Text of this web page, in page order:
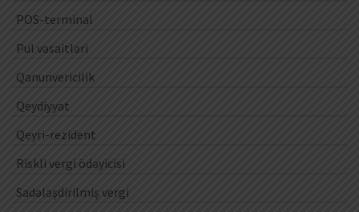
POS-terminal
Pul vəsaitləri
Qanunvericilik
Qeydiyyat
Qeyri-rezident
Riskli vergi ödəyicisi
Sadələşdirilmiş vergi